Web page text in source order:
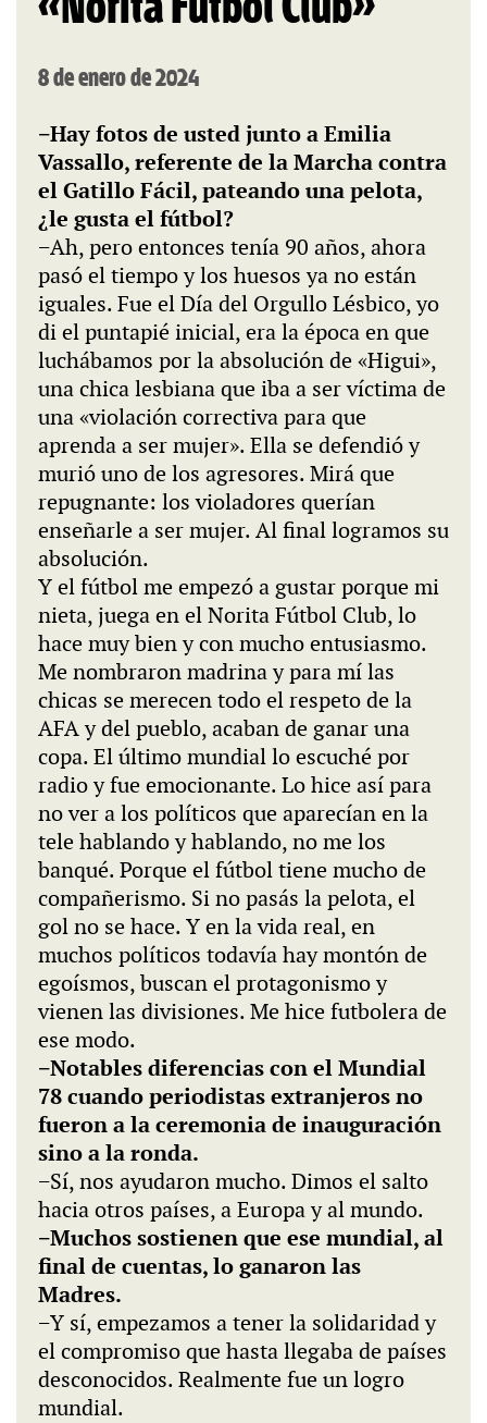
8 de enero de 2024
−Hay fotos de usted junto a Emilia
Vassallo, referente de la Marcha contra
el Gatillo Fácil, pateando una pelota,
¿le gusta el fútbol?
−Ah, pero entonces tenía 90 años, ahora
pasó el tiempo y los huesos ya no están
iguales. Fue el Día del Orgullo Lésbico, yo
di el puntapié inicial, era la época en que
luchábamos por la absolución de «Higui»,
una chica lesbiana que iba a ser víctima de
una «violación correctiva para que
aprenda a ser mujer». Ella se defendió y
murió uno de los agresores. Mirá que
repugnante: los violadores querían
enseñarle a ser mujer. Al final logramos su
absolución.
Y el fútbol me empezó a gustar porque mi
nieta, juega en el Norita Fútbol Club, lo
hace muy bien y con mucho entusiasmo.
Me nombraron madrina y para mí las
chicas se merecen todo el respeto de la
AFA y del pueblo, acaban de ganar una
copa. El último mundial lo escuché por
radio y fue emocionante. Lo hice así para
no ver a los políticos que aparecían en la
tele hablando y hablando, no me los
banqué. Porque el fútbol tiene mucho de
compañerismo. Si no pasás la pelota, el
gol no se hace. Y en la vida real, en
muchos políticos todavía hay montón de
egoísmos, buscan el protagonismo y
vienen las divisiones. Me hice futbolera de
ese modo.
−Notables diferencias con el Mundial
78 cuando periodistas extranjeros no
fueron a la ceremonia de inauguración
sino a la ronda.
−Sí, nos ayudaron mucho. Dimos el salto
hacia otros países, a Europa y al mundo.
−Muchos sostienen que ese mundial, al
final de cuentas, lo ganaron las
Madres.
−Y sí, empezamos a tener la solidaridad y
el compromiso que hasta llegaba de países
desconocidos. Realmente fue un logro
mundial.